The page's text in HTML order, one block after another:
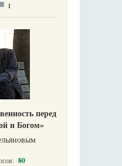
1
перед
и Богом»
80